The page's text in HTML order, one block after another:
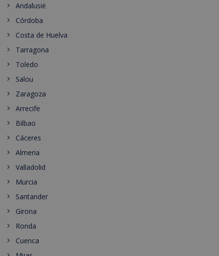
Andalusië
Córdoba
Costa de Huelva
Tarragona
Toledo
Salou
Zaragoza
Arrecife
Bilbao
Cáceres
Almeria
Valladolid
Murcia
Santander
Girona
Ronda
Cuenca